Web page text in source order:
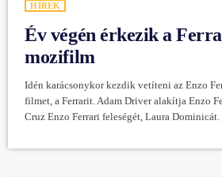
HÍREK
Év végén érkezik a
mozifilm
Idén karácsonykor kezdik vetíteni az Enzo
filmet, a Ferrarit. Adam Driver alakítja Enzo
Cruz Enzo Ferrari feleségét, Laura
megjelent életrajzi könyv alapján készült. A